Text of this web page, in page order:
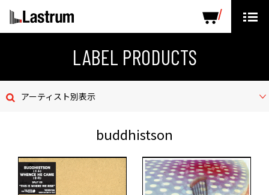
LABEL PRODUCTS
デモテープ
LABEL PRODUCTS
アーティスト別表示
buddhistson